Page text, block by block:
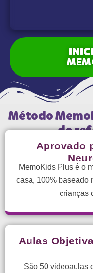
Método
do
Aprovado
MemoKids Plus é o
casa, 100% baseado
crianças
Aulas
São 50 videoaulas